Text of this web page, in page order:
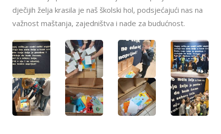
dječijih želja krasila je naš školski hol, podsjećajući nas na
važnost maštanja, zajedništva i nade za budućnost.